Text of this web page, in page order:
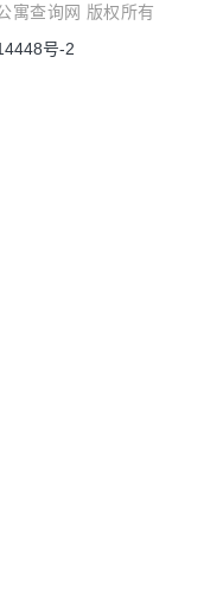
寓查询网 版权所有
号-2